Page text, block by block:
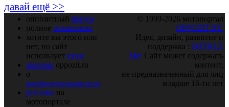
давай ещё >>
оппозитный форум
полное оглавление
хотите вы этого или
нет, но сайт
использует куки
закрома oppozit.ru
о
конфиденциальности
реклама на
мотопортале
© 1999-2026 мотопортал
OPPOZIT.RU
Идея, дизайн, развитие и
поддержка : SHTRLZ
16+ Сайт может содержать
контент,
не предназначенный для лиц
младше 16-ти лет